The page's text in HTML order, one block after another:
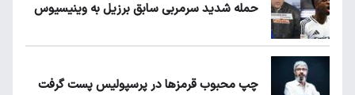
حمله شدید سرمربی سابق برزیل به وینیسیوس
چپ محبوب قرمزها در پرسپولیس پست گرفت